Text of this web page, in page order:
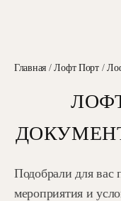
Главная /Лофт Порт/
Подобрали для
мероприятия и